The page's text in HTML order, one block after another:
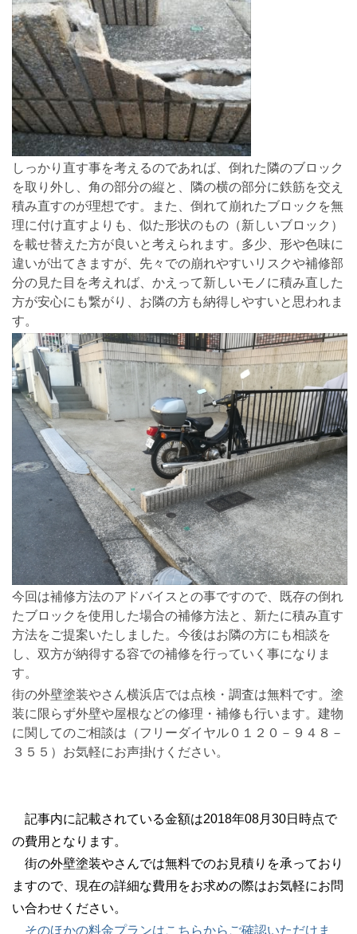
しっかり直す事を考えるのであれば、倒れた隣のブロック
を取り外し、角の部分の縦と、隣の横の部分に鉄筋を交え
積み直すのが理想です。また、倒れて崩れたブロックを無
理に付け直すよりも、似た形状のもの（新しいブロック）
を載せ替えた方が良いと考えられます。多少、形や色味に
違いが出てきますが、先々での崩れやすいリスクや補修部
分の見た目を考えれば、かえって新しいモノに積み直した
方が安心にも繋がり、お隣の方も納得しやすいと思われま
す。
今回は補修方法のアドバイスとの事ですので、既存の倒れ
たブロックを使用した場合の補修方法と、新たに積み直す
方法をご提案いたしました。今後はお隣の方にも相談を
し、双方が納得する容での補修を行っていく事になりま
す。
街の外壁塗装やさん横浜店では点検・調査は無料です。塗
装に限らず外壁や屋根などの修理・補修も行います。建物
に関してのご相談は（フリーダイヤル０１２０－９４８－
３５５）お気軽にお声掛けください。
記事内に記載されている金額は2018年08月30日時点で
の費用となります。
街の外壁塗装やさんでは無料でのお見積りを承っており
ますので、現在の詳細な費用をお求めの際はお気軽にお問
い合わせください。
そのほかの料金プランはこちらからご確認いただけま